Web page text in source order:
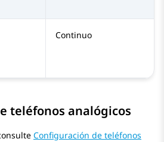
Continuo
teléfonos analógicos
Configuración de teléfonos